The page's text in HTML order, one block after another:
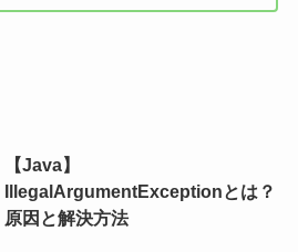
【Java】
IllegalArgumentExceptionとは？
原因と解決方法